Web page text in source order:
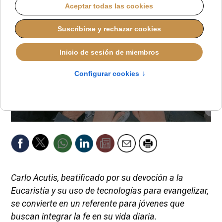
Carlo Acutis, beatificado por su devoción a la
Eucaristía y su uso de tecnologías para evangelizar,
se convierte en un referente para jóvenes que
buscan integrar la fe en su vida diaria.